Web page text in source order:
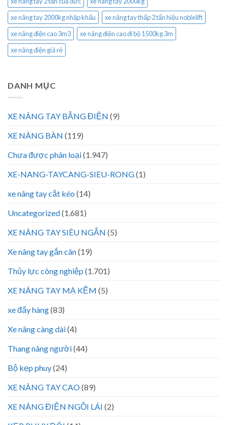
xe nâng tay 2000kg nhập khẩu
xe nâng tay thấp 2 tấn hiệu noblelift
xe nâng điện cao 3m3
xe nâng điện cao đi bộ 1500kg 3m
xe nâng điện giá rẻ
DANH MỤC
XE NÂNG TAY BẰNG ĐIỆN (9)
XE NÂNG BÀN (119)
Chưa được phân loại(1.947)
XE-NANG-TAYCANG-SIEU-RONG(1)
xe nâng tay cắt kéo (14)
Uncategorized(1.681)
XE NÂNG TAY SIÊU NGẮN (5)
Xe nâng tay gắn cân(19)
Thủy lực công nghiệp (1.701)
XE NÂNG TAY MẠ KẼM (5)
xe đẩy hàng(83)
Xe nâng càng dài(4)
Thang nâng người(44)
Bộ kẹp phuy(24)
XE NÂNG TAY CAO(89)
XE NÂNG ĐIỆN NGỒI LÁI (2)